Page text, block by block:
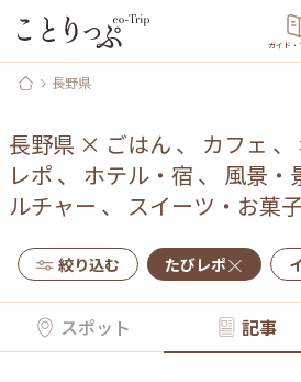
ガイド
長野県
長野県 × ごはん 、 カフェ 、
レポ 、 ホテル・宿 、 風景・
ルチャー 、 スイーツ・お菓
絞り込む たびレポ
スポット 記事